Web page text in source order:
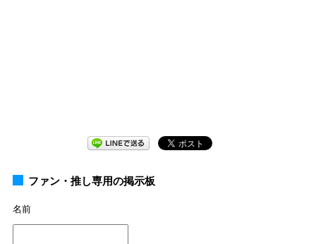
ファン・推し専用の掲示板
名前